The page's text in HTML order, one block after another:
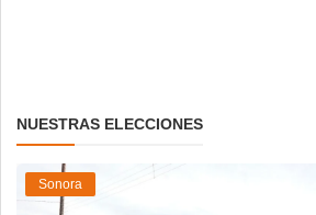
NUESTRAS ELECCIONES
Sonora